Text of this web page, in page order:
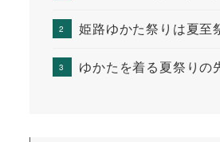
姫路ゆかた祭りは夏至
ゆかたを着る夏祭りの